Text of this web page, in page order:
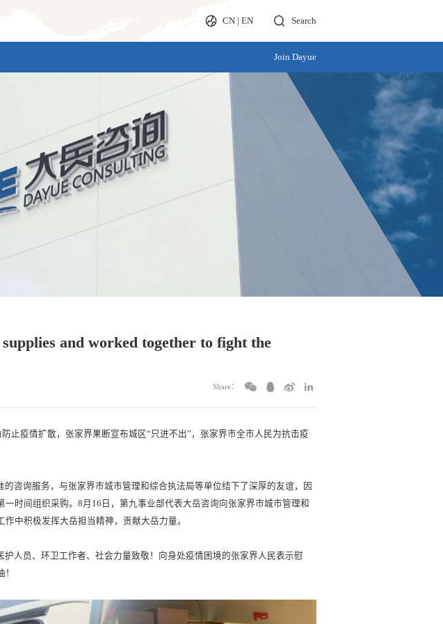
CN| EN Search
Join Dayue
and worked together to fight the
Share：
止疫情扩散，张家界果断宣布城区“只进不出”，张家界市全市人民为抗击疫
咨询服务，与张家界市城市管理和综合执法局等单位结下了深厚的友谊，因
时间组织采购。8月16日，第九事业部代表大岳咨询向张家界市城市管理和
中积极发挥大岳担当精神，贡献大岳力量。
人员、环卫工作者、社会力量致敬！向身处疫情困境的张家界人民表示慰